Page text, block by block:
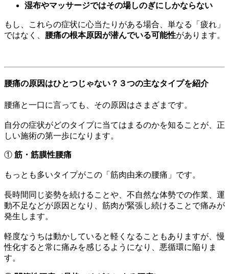
湿布やマッサージではその場しのぎにしかならない
もし、これらの症状に心当たりがある場合、単なる「疲れ」
ではなく、 腰痛の根本原因が潜んでいる可能性があります。
腰痛の原因はひとつじゃない？３つの主なタイプを紹介
腰痛と一口に言っても、その原因はさまざまです。
自分の症状がどのタイプに当てはまるのかを知ることが、正
しい施術の第一歩になります。
① 筋・筋膜性腰痛
もっとも多いタイプがこの「筋肉由来の腰痛」です。
長時間同じ姿勢を続けることや、不自然な体勢での作業、運
動不足などが原因となり、筋肉が緊張し続けることで痛みが
発生します。
軽度なうちは動かしていると軽くなることもありますが、慢
性化すると常に痛みを感じるようになり、悪循環に陥りま
す。